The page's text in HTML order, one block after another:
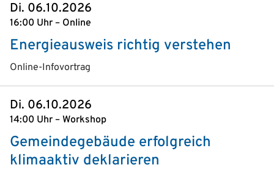
Di. 06.10.2026
16:00 Uhr – Online
Energieausweis richtig verstehen
Online-Infovortrag
Di. 06.10.2026
14:00 Uhr – Workshop
Gemeindegebäude erfolgreich
klimaaktiv deklarieren